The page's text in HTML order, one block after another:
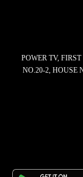
POWER TV,
NO.20-2, HOUSE